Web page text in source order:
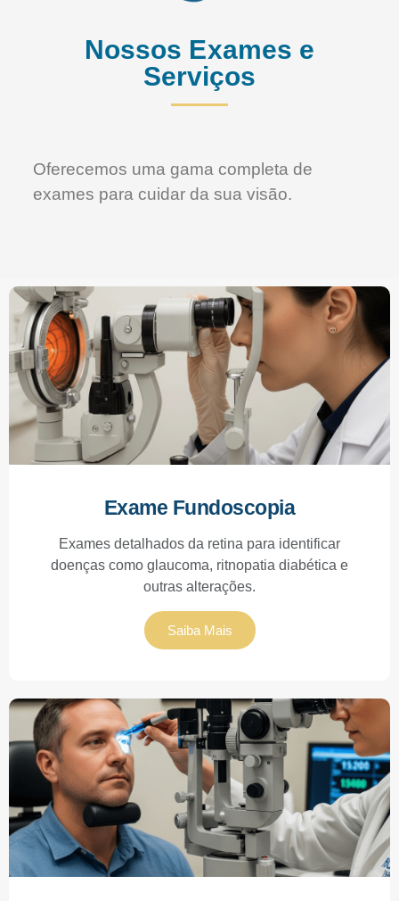
Nossos Exames e
Serviços
Oferecemos uma gama completa de
exames para cuidar da sua visão.
Exame Fundoscopia
Exames detalhados da retina para identificar
doenças como glaucoma, ritnopatia diabética e
outras alterações.
Saiba Mais